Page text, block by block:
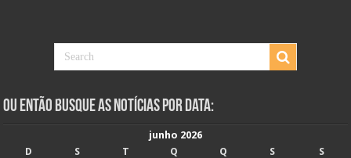
Ou Então Busque as Notícias Por Data:
junho 2026
D
S T Q Q S
S